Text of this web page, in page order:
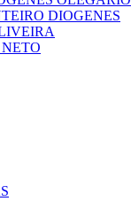
DIOGENES